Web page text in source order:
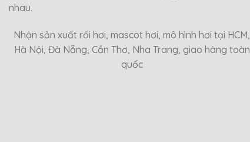
nhau.
Nhận sản xuất rối hơi, mascot hơi, mô hình hơi tại HCM,
Hà Nội, Đà Nẵng, Cần Thơ, Nha Trang, giao hàng toàn
quốc